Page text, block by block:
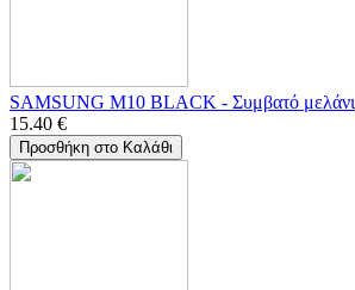
SAMSUNG M10 BLACK - Συμβατό μελάνι
15.40 €
Προσθήκη στο Καλάθι